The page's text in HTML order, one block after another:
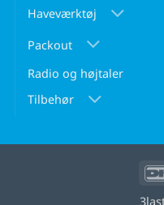
Haveværktøj
Packout
Radio og højtaler
Tilbehør